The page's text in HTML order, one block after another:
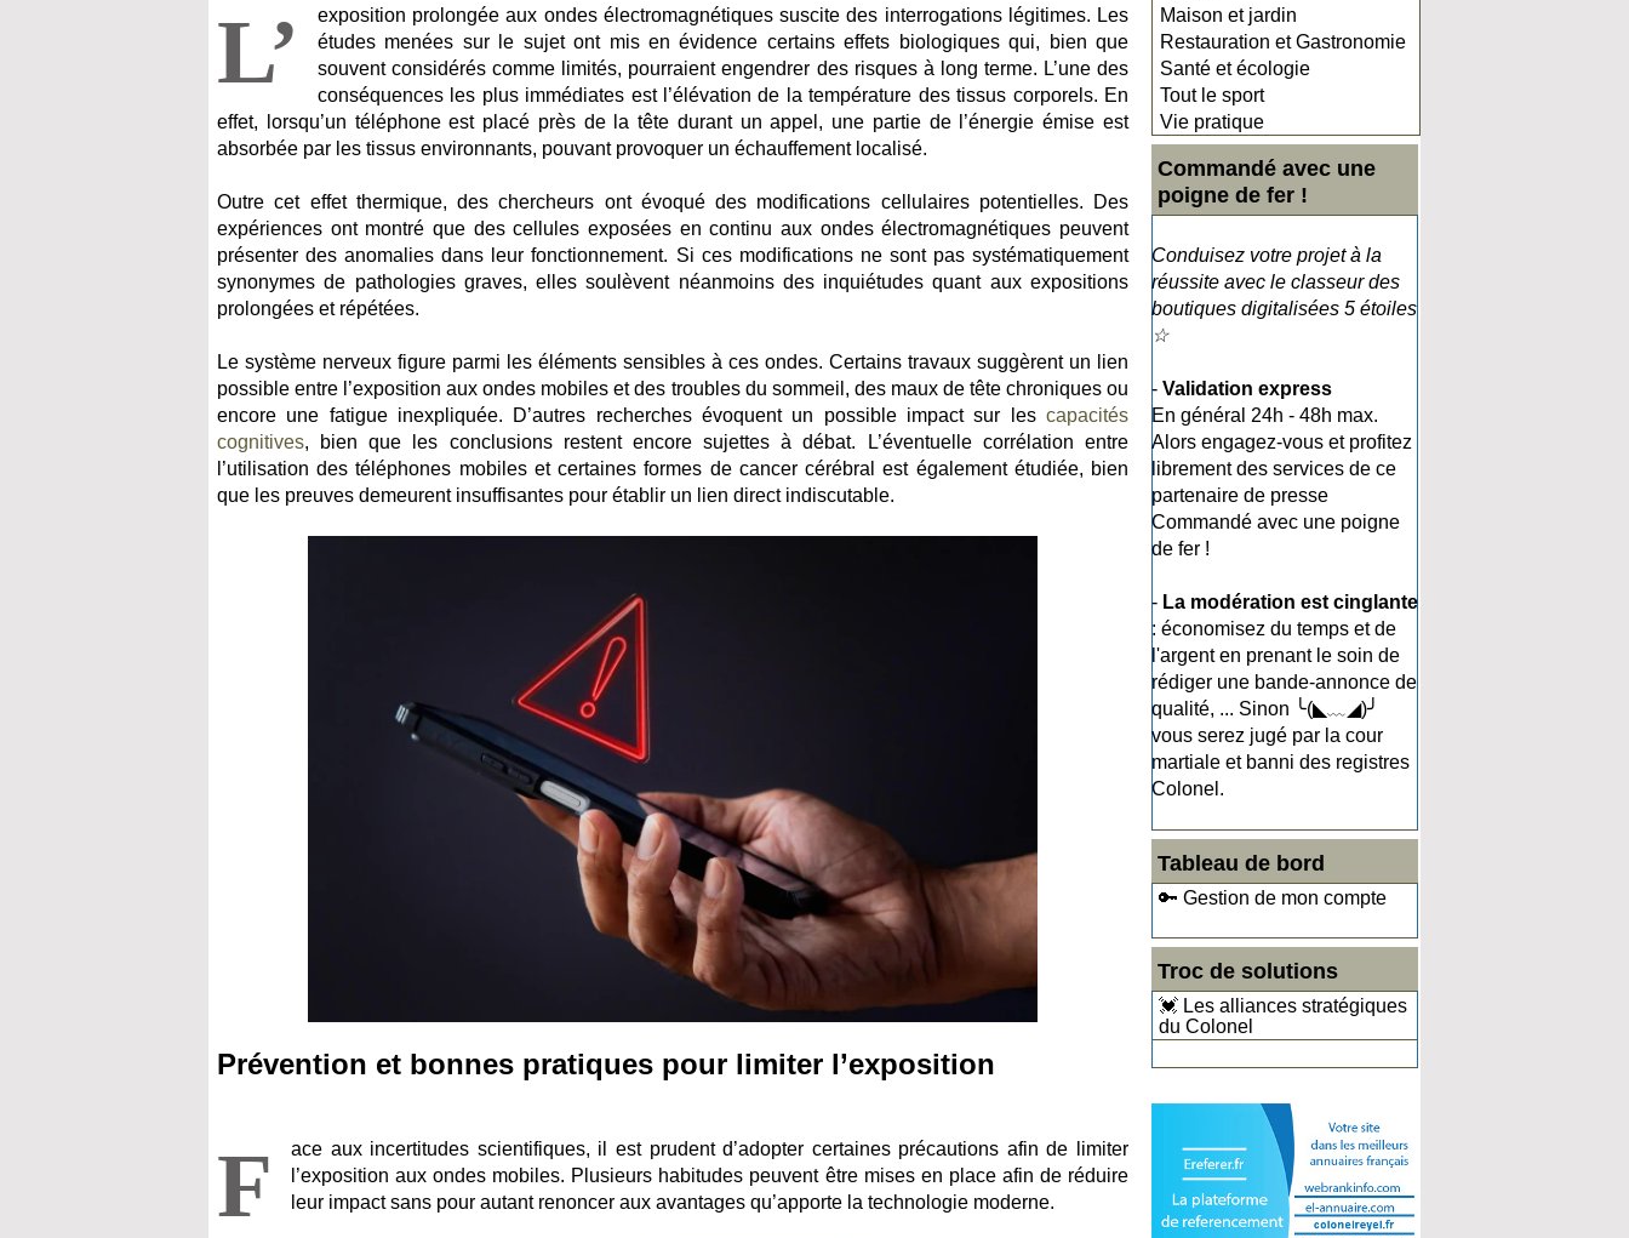
Maison et jardin
Restauration et Gastronomie
Santé et écologie
Tout le sport
Vie pratique
Commandé avec une
poigne de fer !
Conduisez votre projet à la
réussite avec le classeur des
boutiques digitalisées 5 étoiles
☆
- Validation express
En général 24h - 48h max.
Alors engagez-vous et profitez
librement des services de ce
partenaire de presse
Commandé avec une poigne
de fer !
- La modération est cinglante
: économisez du temps et de
l'argent en prenant le soin de
rédiger une bande-annonce de
qualité, ... Sinon ╰(◣﹏◢)╯
vous serez jugé par la cour
martiale et banni des registres
Colonel.
Tableau de bord
🔑 Gestion de mon compte
Troc de solutions
💓 Les alliances stratégiques
du Colonel
L’
exposition prolongée aux ondes électromagnétiques suscite des interrogations légitimes. Les
études menées sur le sujet ont mis en évidence certains effets biologiques qui, bien que
souvent considérés comme limités, pourraient engendrer des risques à long terme. L’une des
conséquences les plus immédiates est l’élévation de la température des tissus corporels. En
effet, lorsqu’un téléphone est placé près de la tête durant un appel, une partie de l’énergie émise est
absorbée par les tissus environnants, pouvant provoquer un échauffement localisé.
Outre cet effet thermique, des chercheurs ont évoqué des modifications cellulaires potentielles. Des
expériences ont montré que des cellules exposées en continu aux ondes électromagnétiques peuvent
présenter des anomalies dans leur fonctionnement. Si ces modifications ne sont pas systématiquement
synonymes de pathologies graves, elles soulèvent néanmoins des inquiétudes quant aux expositions
prolongées et répétées.
Le système nerveux figure parmi les éléments sensibles à ces ondes. Certains travaux suggèrent un lien
possible entre l’exposition aux ondes mobiles et des troubles du sommeil, des maux de tête chroniques ou
encore une fatigue inexpliquée. D’autres recherches évoquent un possible impact sur les capacités
cognitives, bien que les conclusions restent encore sujettes à débat. L’éventuelle corrélation entre
l’utilisation des téléphones mobiles et certaines formes de cancer cérébral est également étudiée, bien
que les preuves demeurent insuffisantes pour établir un lien direct indiscutable.
Prévention et bonnes pratiques pour limiter l’exposition
F
ace aux incertitudes scientifiques, il est prudent d’adopter certaines précautions afin de limiter
l’exposition aux ondes mobiles. Plusieurs habitudes peuvent être mises en place afin de réduire
leur impact sans pour autant renoncer aux avantages qu’apporte la technologie moderne.